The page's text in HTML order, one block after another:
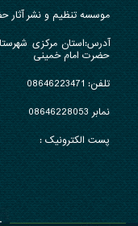
موسسه تنظیم و نشر
آدرس:استان مرکزی
حضرت امام خمینی
تلفن:
08646223471
نمابر 08646228053
پست الکترونیک :